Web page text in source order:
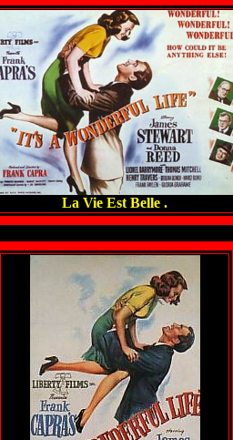
La Vie Est Belle .